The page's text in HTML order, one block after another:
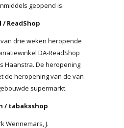
geopend is.
ReadShop
drie weken heropende
DA-ReadShop
Haanstra. De heropening
de heropening van de van
supermarkt.
/ tabaksshop
Wennemars, J.